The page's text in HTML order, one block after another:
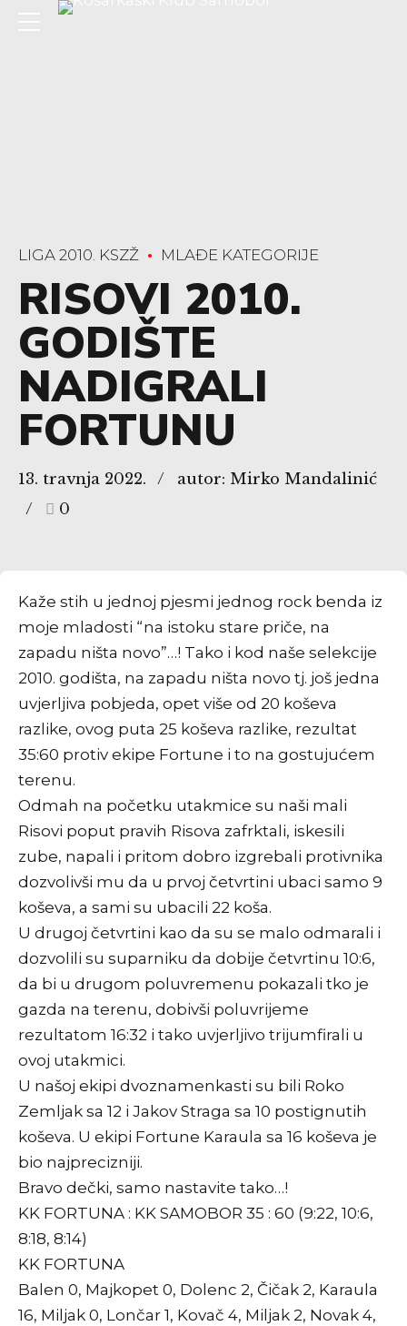
LIGA 2010. KSZŽ MLAĐE KATEGORIJE
RISOVI 2010.
GODIŠTE
NADIGRALI
FORTUNU
13. travnja 2022.
autor: Mirko Mandalinić
0
Kaže stih u jednoj pjesmi jednog rock benda iz
moje mladosti “na istoku stare priče, na
zapadu ništa novo”…! Tako i kod naše selekcije
2010. godišta, na zapadu ništa novo tj. još jedna
uvjerljiva pobjeda, opet više od 20 koševa
razlike, ovog puta 25 koševa razlike, rezultat
35:60 protiv ekipe Fortune i to na gostujućem
terenu.
Odmah na početku utakmice su naši mali
Risovi poput pravih Risova zafrktali, iskesili
zube, napali i pritom dobro izgrebali protivnika
dozvolivši mu da u prvoj četvrtini ubaci samo 9
koševa, a sami su ubacili 22 koša.
U drugoj četvrtini kao da su se malo odmarali i
dozvolili su suparniku da dobije četvrtinu 10:6,
da bi u drugom poluvremenu pokazali tko je
gazda na terenu, dobivši poluvrijeme
rezultatom 16:32 i tako uvjerljivo trijumfirali u
ovoj utakmici.
U našoj ekipi dvoznamenkasti su bili Roko
Zemljak sa 12 i Jakov Straga sa 10 postignutih
koševa. U ekipi Fortune Karaula sa 16 koševa je
bio najprecizniji.
Bravo dečki, samo nastavite tako…!
KK FORTUNA : KK SAMOBOR 35 : 60 (9:22, 10:6,
8:18, 8:14)
KK FORTUNA
Balen 0, Majkopet 0, Dolenc 2, Čičak 2, Karaula
16, Miljak 0, Lončar 1, Kovač 4, Miljak 2, Novak 4,